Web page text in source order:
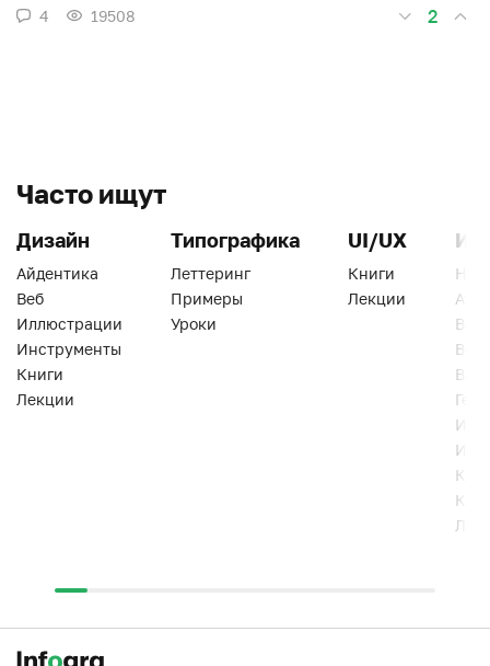
4 19508 2
Часто ищут
Дизайн
Айдентика
Веб
Иллюстрации
Инструменты
Книги
Лекции
Типографика
Леттеринг
Примеры
Уроки
UI/UX
Книги
Лекции
Веб